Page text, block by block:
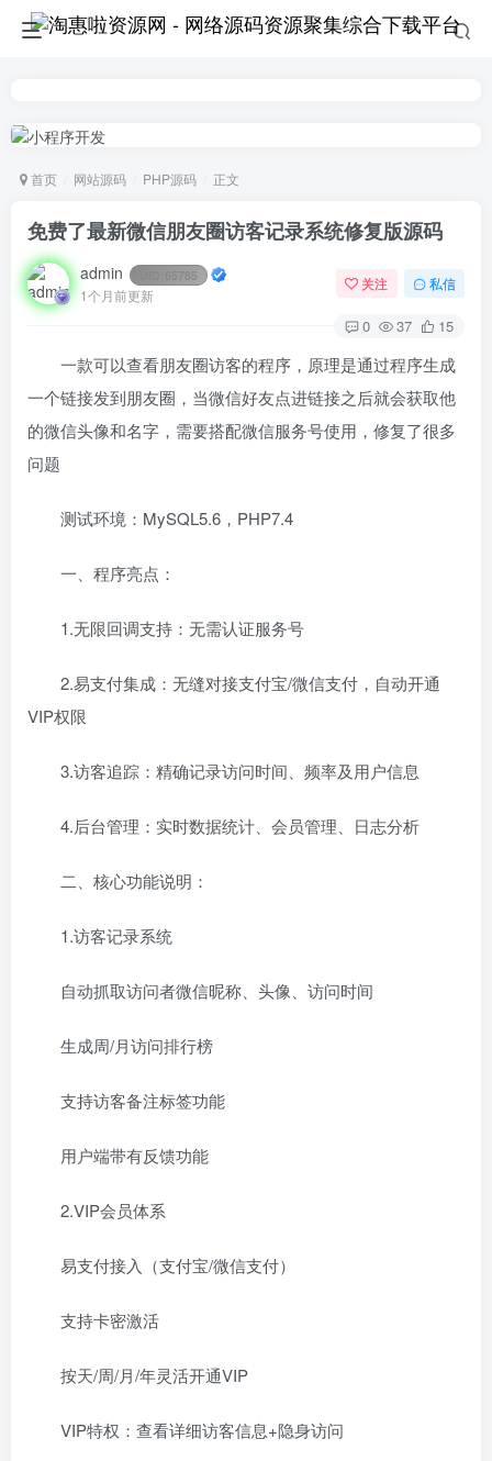
首页 网站源码 PHP源码 正文
免费了最新微信朋友圈访客记录系统修复版源码
admin 65785
1个月前更新
关注 私信
0 37 15
一款可以查看朋友圈访客的程序，原理是通过程序生成
一个链接发到朋友圈，当微信好友点进链接之后就会获取他
的微信头像和名字，需要搭配微信服务号使用，修复了很多
问题
测试环境：MySQL5.6，PHP7.4
一、程序亮点：
1.无限回调支持：无需认证服务号
2.易支付集成：无缝对接支付宝/微信支付，自动开通
VIP权限
3.访客追踪：精确记录访问时间、频率及用户信息
4.后台管理：实时数据统计、会员管理、日志分析
二、核心功能说明：
1.访客记录系统
自动抓取访问者微信昵称、头像、访问时间
生成周/月访问排行榜
支持访客备注标签功能
用户端带有反馈功能
2.VIP会员体系
易支付接入（支付宝/微信支付）
支持卡密激活
按天/周/月/年灵活开通VIP
VIP特权：查看详细访客信息+隐身访问